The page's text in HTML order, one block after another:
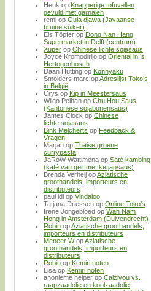
Henk op Knapperige tofuvellen
gevuld met garnalen
remi op Gula djawa (Javaanse
bruine suiker)
Els Töpfer op Dong Nan Hang
Supermarket in Delft (centrum)
Xuper op Chinese lichte sojasaus
Joyce Kromodirijo op Oriental in ’s
Hertogenbosch
Daan Hutting op Konnyaku
Smolders marc opAdreslijst Toko’s
in België
Crys op Kip in Meestersaus
Wilgo Pelhan op Chu Hou Saus
(Kantonese sojabonensaus)
James Clock op Chinese
lichte sojasaus
Bink Melcherts op Feedback &
Vragen
Marjan op Thaise groene
currypasta
JaRoW Wattimena op Saté kambing
(saté van geit met ketjapsaus)
Brenda Verheij opAziatische
groothandels, importeurs en
distributeurs
paul idi op Vindaloo
Tatjana Driessen op Online Toko’s
Irene Jongebloed op Wah Nam
Hong in Amsterdam (Duivendrecht)
Robin opAziatische groothandels,
importeurs en distributeurs
Meneer WopAziatische
groothandels, importeurs en
distributeurs
Robin op Kemiri noten
Lisa op Kemiri noten
anonieme helper op Caiziyou vs.
raapzaadolie en koolzaadolie